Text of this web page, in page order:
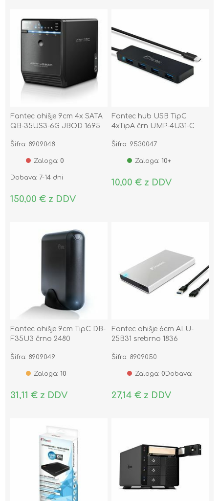
Fantec ohišje 9cm 4x SATA
QB-35US3-6G JBOD 1695
Šifra: 8909048
Zaloga: 0
Dobava: 7-14 dni
150,00 € z DDV
Fantec hub USB TipC
4xTipA črn UMP-4U31-C
Šifra: 9530047
Zaloga: 10+
10,00 € z DDV
Fantec ohišje 9cm TipC DB-
F35U3 črno 2480
Šifra: 8909049
Zaloga: 10
31,11 € z DDV
Fantec ohišje 6cm ALU-
25B31 srebrno 1836
Šifra: 8909050
Zaloga: 0 Dobava:
27,14 € z DDV